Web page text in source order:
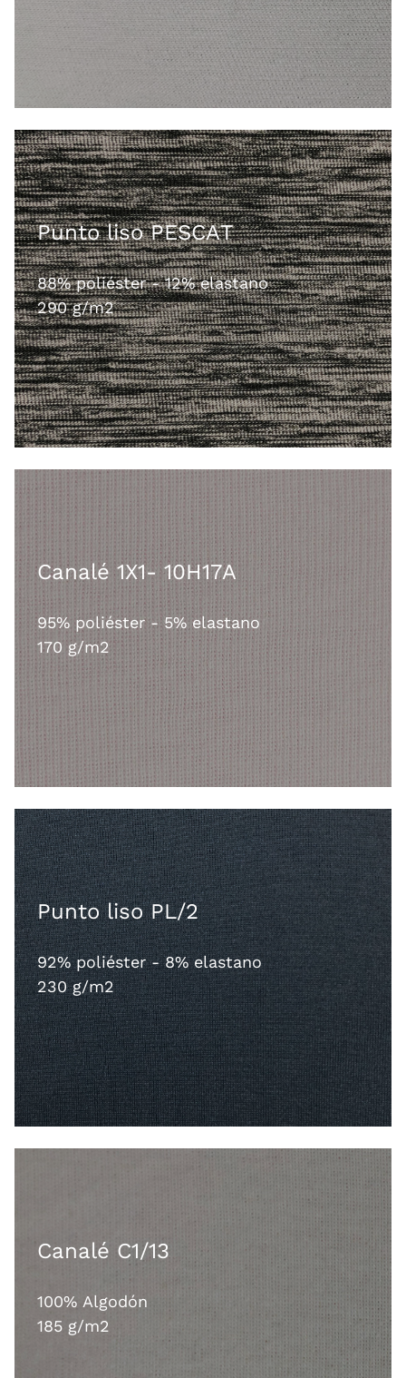
Punto liso PESCAT
88% poliéster - 12% elastano
290 g/m2
Canalé 1X1- 10H17A
95% poliéster - 5% elastano
170 g/m2
Punto liso PL/2
92% poliéster - 8% elastano
230 g/m2
Canalé C1/13
100% Algodón
185 g/m2